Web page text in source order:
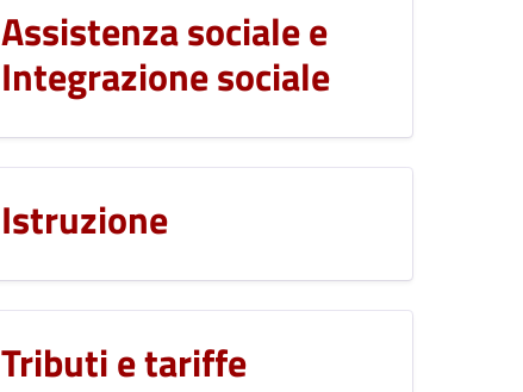
Assistenza sociale e
Integrazione sociale
Istruzione
Tributi e tariffe